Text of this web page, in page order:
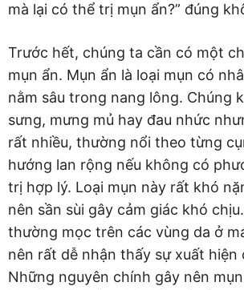
mà lại có thể trị mụn ẩn?” đúng
Trước hết, chúng ta cần có một
mụn ẩn. Mụn ẩn là loại mụn có
nằm sâu trong nang lông. Chúng
sưng, mưng mủ hay đau nhức
rất nhiều, thường nổi theo từng
hướng lan rộng nếu không có
trị hợp lý. Loại mụn này rất khó
nên sần sùi gây cảm giác khó
thường mọc trên các vùng da ở
nên rất dễ nhận thấy sự xuất hiện
Những nguyên chính gây nên